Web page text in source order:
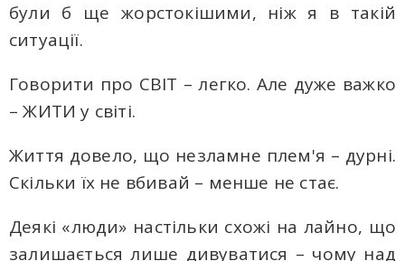
були б ще жорстокішими, ніж я в такій
ситуації.
Говорити про СВІТ – легко. Але дуже важко
– ЖИТИ у світі.
Життя довело, що незламне плем'я – дурні.
Скільки їх не вбивай – менше не стає.
Деякі «люди» настільки схожі на лайно, що
залишається лише дивуватися – чому над